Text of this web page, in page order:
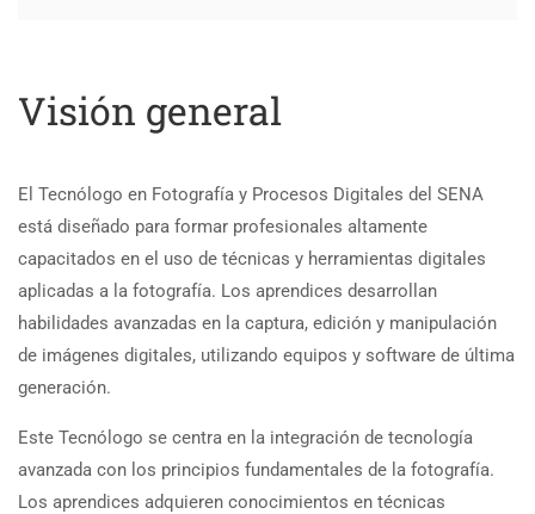
Visión general
El Tecnólogo en Fotografía y Procesos Digitales del SENA
está diseñado para formar profesionales altamente
capacitados en el uso de técnicas y herramientas digitales
aplicadas a la fotografía. Los aprendices desarrollan
habilidades avanzadas en la captura, edición y manipulación
de imágenes digitales, utilizando equipos y software de última
generación.
Este Tecnólogo se centra en la integración de tecnología
avanzada con los principios fundamentales de la fotografía.
Los aprendices adquieren conocimientos en técnicas